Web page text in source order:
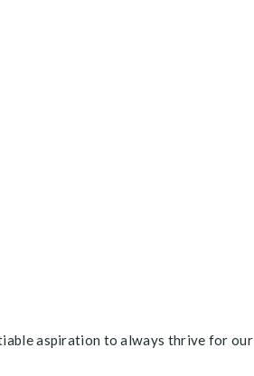
aspiration to always thrive for our